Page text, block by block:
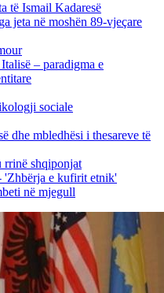
të Ismail Kadaresë
jeta në moshën 89-vjeçare
– paradigma e
sociale
dhe mbledhësi i thesareve të
shqiponjat
'Zhbërja e kufirit etnik'
në mjegull